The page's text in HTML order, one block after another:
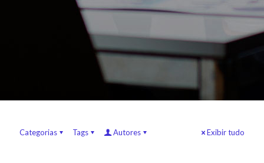
Categorias Tags Autores Exibir tudo